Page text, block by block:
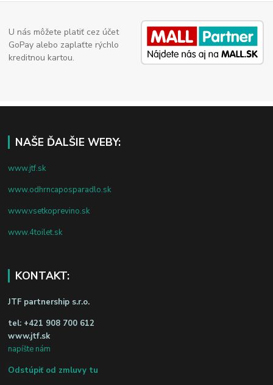
U nás môžete platiť cez účet
GoPay alebo zaplaťte rýchlo
kreditnou kartou.
NAŠE ĎALŠIE WEBY:
www.jtf.sk
www.odhrncaposparadlo.sk
www.vsetkoprevino.sk
www.4toilet.sk
KONTAKT:
JTF partnership s.r.o.
tel: +421 908 700 612
www.jtf.sk
napíšte nám
Odstúpiť od zmluvy tu